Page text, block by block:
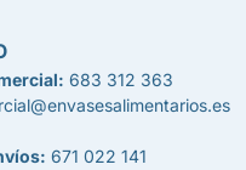
683 312 363
671 022 141